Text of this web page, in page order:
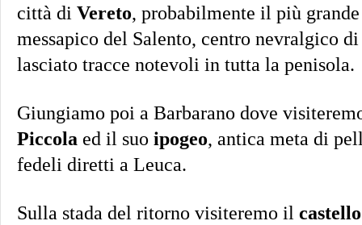
città di Vereto, probabilmente il più
messapico del Salento, centro nevralgico
lasciato tracce notevoli in tutta la penisola.
Giungiamo poi a Barbarano dove
Piccola ed il suo ipogeo, antica meta di
fedeli diretti a Leuca.
Sulla stada del ritorno visiteremo il